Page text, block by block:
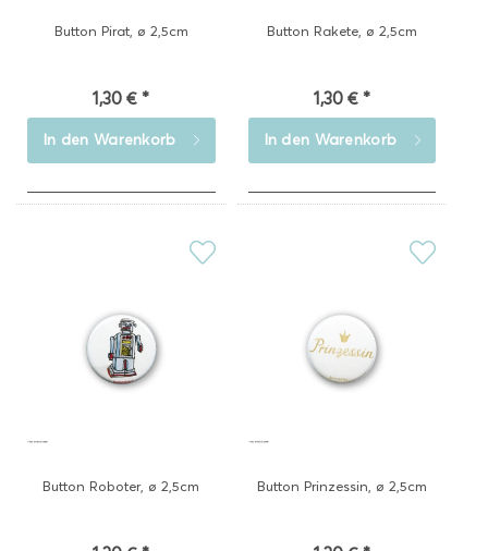
Button Pirat, ø 2,5cm
1,30 € *
In den Warenkorb
Button Rakete, ø 2,5cm
1,30 € *
In den Warenkorb
Button Roboter, ø 2,5cm Button Prinzessin, ø 2,5cm